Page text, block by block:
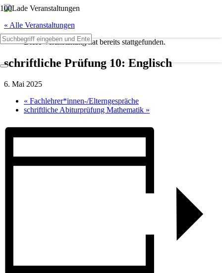
« Alle Veranstaltungen
Diese Veranstaltung hat bereits stattgefunden.
schriftliche Prüfung 10: Englisch
6. Mai 2025
« Fachlehrer*innen-/Elterngespräche
schriftliche Abiturprüfung Mathematik »